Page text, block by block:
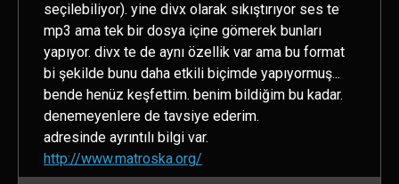
seçilebiliyor). yine divx olarak sıkıştırıyor ses te
mp3 ama tek bir dosya içine gömerek bunları
yapıyor. divx te de aynı özellik var ama bu format
bi şekilde bunu daha etkili biçimde yapıyormuş...
bende henüz keşfettim. benim bildiğim bu kadar.
denemeyenlere de tavsiye ederim.
adresinde ayrıntılı bilgi var.
http://www.matroska.org/